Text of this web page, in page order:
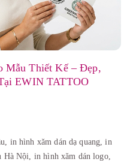
Mẫu Thiết Kế – Đẹp,
EWIN TATTOO
in hình xăm dán dạ quang,in
Hà Nội, in hình xăm dán logo,